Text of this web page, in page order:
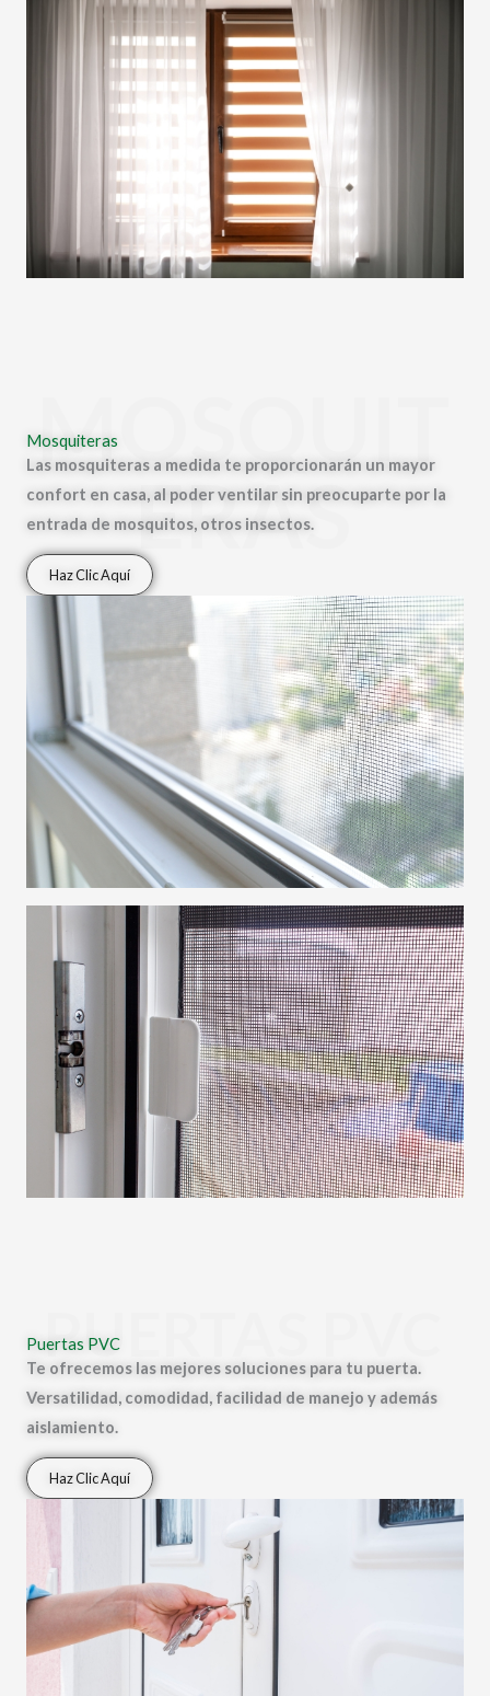
MOSQUIT
ERAS
Mosquiteras
Las mosquiteras a medida te proporcionarán un mayor
confort en casa, al poder ventilar sin preocuparte por la
entrada de mosquitos, otros insectos.
Haz Clic Aquí
PUERTAS PVC
Puertas PVC
Te ofrecemos las mejores soluciones para tu puerta.
Versatilidad, comodidad, facilidad de manejo y además
aislamiento.
Haz Clic Aquí